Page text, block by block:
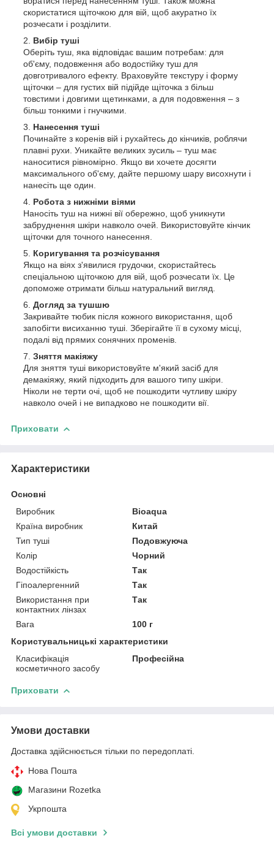
скористатися щіточкою для вій, щоб акуратно їх
розчесати і розділити.
Вибір туші
Оберіть туш, яка відповідає вашим потребам: для
об'єму, подовження або водостійку туш для
довготривалого ефекту. Враховуйте текстуру і форму
щіточки – для густих вій підійде щіточка з більш
товстими і довгими щетинками, а для подовження – з
більш тонкими і гнучкими.
Нанесення туші
Починайте з коренів вій і рухайтесь до кінчиків, роблячи
плавні рухи. Уникайте великих зусиль – туш має
наноситися рівномірно. Якщо ви хочете досягти
максимального об'єму, дайте першому шару висохнути і
нанесіть ще один.
Робота з нижніми віями
Наносіть туш на нижні вії обережно, щоб уникнути
забруднення шкіри навколо очей. Використовуйте кінчик
щіточки для точного нанесення.
Коригування та розчісування
Якщо на віях з'явилися грудочки, скористайтесь
спеціальною щіточкою для вій, щоб розчесати їх. Це
допоможе отримати більш натуральний вигляд.
Догляд за тушшю
Закривайте тюбик після кожного використання, щоб
запобігти висиханню туші. Зберігайте її в сухому місці,
подалі від прямих сонячних променів.
Зняття макіяжу
Для зняття туші використовуйте м'який засіб для
демакіяжу, який підходить для вашого типу шкіри.
Ніколи не терти очі, щоб не пошкодити чутливу шкіру
навколо очей і не випадково не пошкодити вії.
Приховати
Характеристики
Основні
Виробник
Bioaqua
Країна виробник
Китай
Тип туші
Подовжуюча
Колір
Чорний
Водостійкість
Так
Гіпоалергенний
Так
Використання при
контактних лінзах
Так
Вага
100 г
Користувальницькі характеристики
Класифікація
косметичного засобу
Професійна
Приховати
Умови доставки
Доставка здійснюється тільки по передоплаті.
Нова Пошта
Магазини Rozetka
Укрпошта
Всі умови доставки